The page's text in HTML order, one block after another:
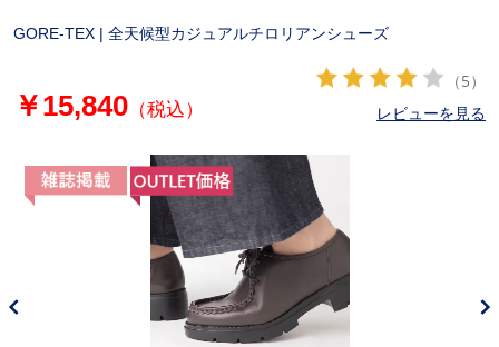
GORE-TEX | 全天候型カジュアルチロリアンシューズ
￥15,840（税込）
（5）
レビューを見る